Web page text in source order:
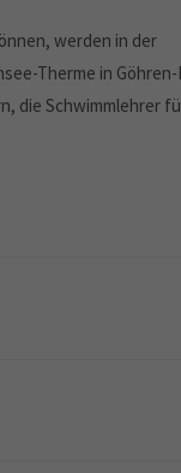
werden in der
Therme in
die Schwimmlehrer